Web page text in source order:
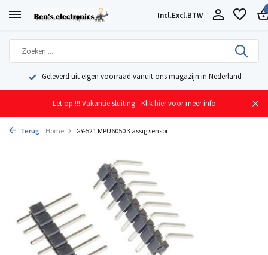
Incl.Excl.BTW
Geleverd uit eigen voorraad vanuit ons magazijn in Nederland
Let op !!! Vakantie sluiting. Klik hier voor meer info
Terug Home GY-521 MPU6050 3 assig sensor